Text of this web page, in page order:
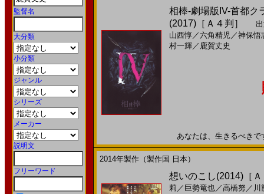
監督名
大分類
小分類
ジャンル
シリーズ
メーカー
説明文
フリーワード
相棒-劇場版IV-首都
(2017)［Ａ４判］
出
山西惇／ 六角精児／神保悟
村一輝／ 鹿賀丈史
あなたは、生きるべき
2014年製作（製作国 日本）
想いのこし(2014)［
莉 ／ 巨勢竜也／高橋努 ／ 川